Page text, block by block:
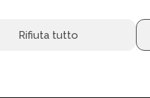
Rifiuta tutto